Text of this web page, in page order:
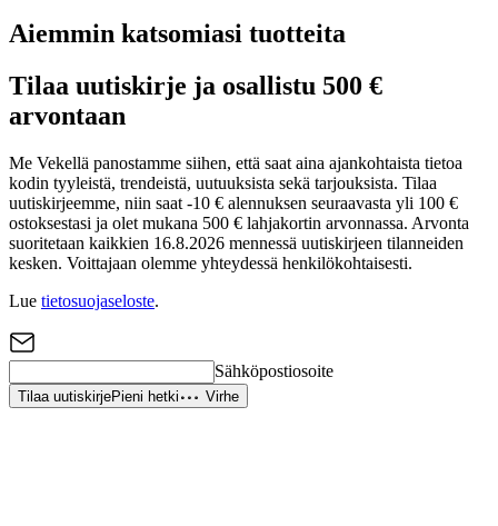
Aiemmin katsomiasi tuotteita
Tilaa uutiskirje ja osallistu 500 €
arvontaan
Me Vekellä panostamme siihen, että saat aina ajankohtaista tietoa
kodin tyyleistä, trendeistä, uutuuksista sekä tarjouksista. Tilaa
uutiskirjeemme, niin saat -10 € alennuksen seuraavasta yli 100 €
ostoksestasi ja olet mukana 500 € lahjakortin arvonnassa. Arvonta
suoritetaan kaikkien 16.8.2026 mennessä uutiskirjeen tilanneiden
kesken. Voittajaan olemme yhteydessä henkilökohtaisesti.
Lue tietosuojaseloste.
Sähköpostiosoite
Tilaa uutiskirjePieni hetki Virhe